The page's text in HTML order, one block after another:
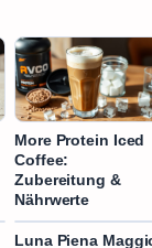
More Protein Iced
Coffee:
Zubereitung &
Nährwerte
Luna Piena